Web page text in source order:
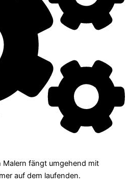
Malern fängt umgehend mit
auf dem laufenden.